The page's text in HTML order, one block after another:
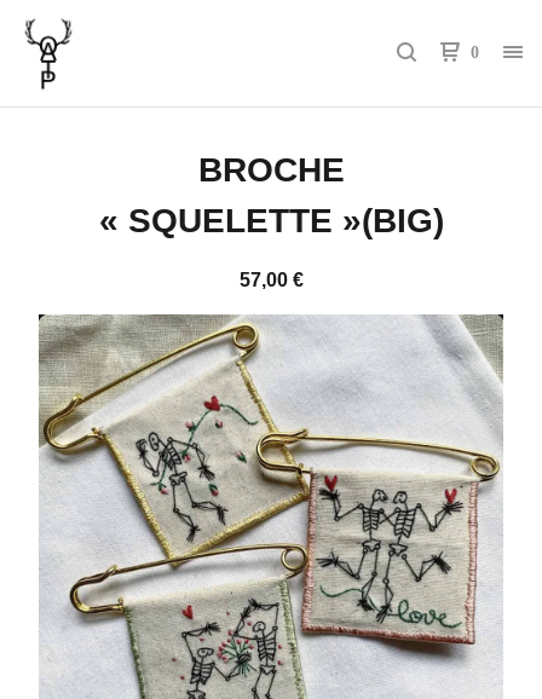
0
BROCHE
« SQUELETTE »(BIG)
57,00 €